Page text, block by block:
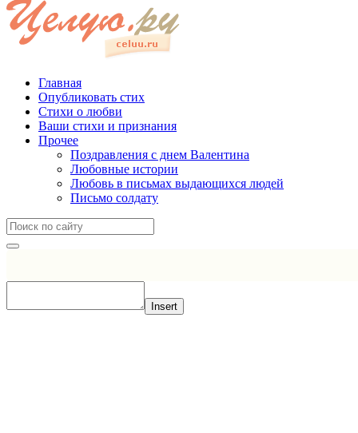
Главная
Опубликовать стих
Стихи о любви
Ваши стихи и признания
Прочее
Поздравления с днем Валентина
Любовные истории
Любовь в письмах выдающихся людей
Письмо солдату
Insert